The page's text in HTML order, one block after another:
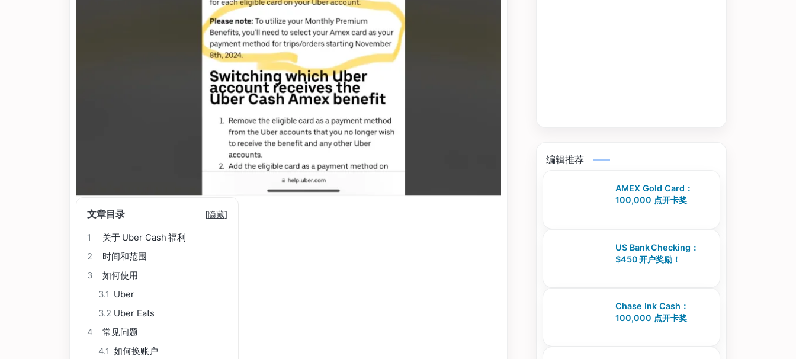
文章目录 [隐藏]
1
关于 Uber Cash 福利
2
时间和范围
3
如何使用
3.1 Uber
3.2 Uber Eats
4
常见问题
4.1 如何换账户
编辑推荐
AMEX Gold Card：
100,000 点开卡奖
US Bank Checking：
$450 开户奖励！
Chase Ink Cash：
100,000 点开卡奖